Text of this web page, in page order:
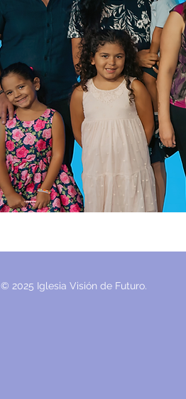
© 2025 Iglesia Visión de Futuro.